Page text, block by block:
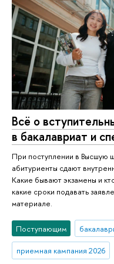
Всё о
в бакалавриат и
При поступлении в Высшую
абитуриенты сдают
Какие бывают экзамены и
какие сроки подавать
материале.
Поступающим
приемная кампания 2026